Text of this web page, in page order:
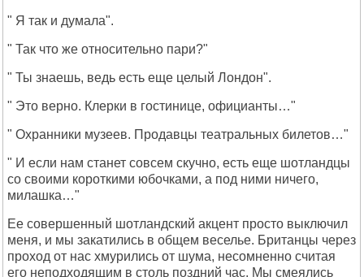
" Я так и думала".
" Так что же относительно пари?"
" Ты знаешь, ведь есть еще целый Лондон".
" Это верно. Клерки в гостинице, официанты…"
" Охранники музеев. Продавцы театральных билетов…"
" И если нам станет совсем скучно, есть еще шотландцы
со своими короткими юбочками, а под ними ничего,
милашка…"
Ее совершенный шотландский акцент просто выключил
меня, и мы закатились в общем веселье. Британцы через
проход от нас хмурились от шума, несомненно считая
его неподходящим в столь поздний час. Мы смеялись